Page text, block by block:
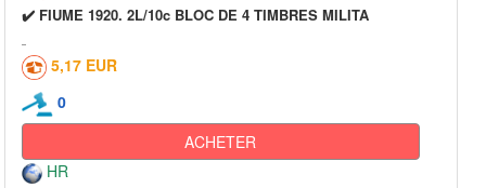
✔️ FIUME 1920. 2L/10c BLOC DE 4 TIMBRES MILITA
5,17 EUR
0
ACHETER
HR